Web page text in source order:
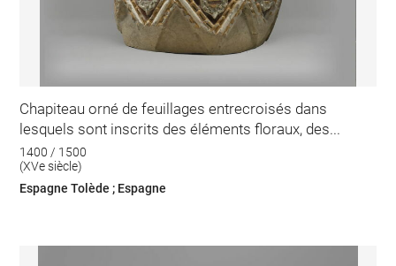
Chapiteau orné de feuillages entrecroisés dans
lesquels sont inscrits des éléments floraux, des...
1400 / 1500
(XVe siècle)
Espagne Tolède ; Espagne